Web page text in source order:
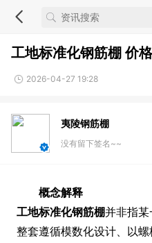
工地标准化钢筋棚 价
2026-04-27 19:28
夷陵钢筋棚
没有留下签名~~
概念解释
工地标准化钢筋棚并非指
整套遵循模数化设计、以